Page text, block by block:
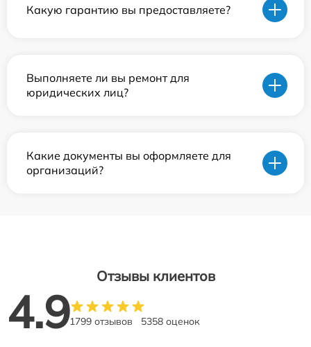
Какую гарантию вы предоставляете?
Выполняете ли вы ремонт для
юридических лиц?
Какие документы вы оформляете для
организаций?
Отзывы клиентов
4.91799 отзывов 5358 оценок